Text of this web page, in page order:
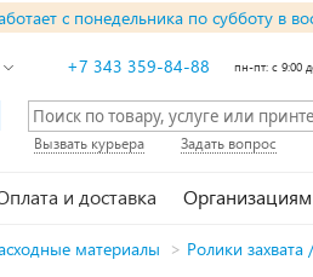
с понедельника по субботу в
+7 343 359-84-88 пн-пт: с 9:00
Вызвать курьера Задать вопрос
и доставка Организациям
материалы > Ролики